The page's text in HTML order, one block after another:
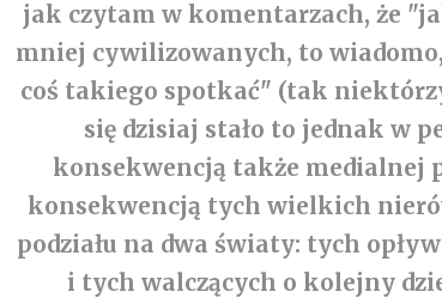
jak czytam w komentarzach, że
mniej cywilizowanych, to wiadomo,
coś takiego spotkać" (tak
się dzisiaj stało to jednak w
konsekwencją także medialnej
konsekwencją tych wielkich
podziału na dwa światy: tych
i tych walczących o kolejny